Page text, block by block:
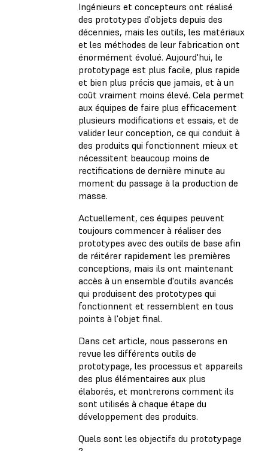
Ingénieurs et concepteurs ont réalisé
des prototypes d'objets depuis des
décennies, mais les outils, les matériaux
et les méthodes de leur fabrication ont
énormément évolué. Aujourd'hui, le
prototypage est plus facile, plus rapide
et bien plus précis que jamais, et à un
coût vraiment moins élevé. Cela permet
aux équipes de faire plus efficacement
plusieurs modifications et essais, et de
valider leur conception, ce qui conduit à
des produits qui fonctionnent mieux et
nécessitent beaucoup moins de
rectifications de dernière minute au
moment du passage à la production de
masse.
Actuellement, ces équipes peuvent
toujours commencer à réaliser des
prototypes avec des outils de base afin
de réitérer rapidement les premières
conceptions, mais ils ont maintenant
accès à un ensemble d'outils avancés
qui produisent des prototypes qui
fonctionnent et ressemblent en tous
points à l'objet final.
Dans cet article, nous passerons en
revue les différents outils de
prototypage, les processus et appareils
des plus élémentaires aux plus
élaborés, et montrerons comment ils
sont utilisés à chaque étape du
développement des produits.
Quels sont les objectifs du prototypage